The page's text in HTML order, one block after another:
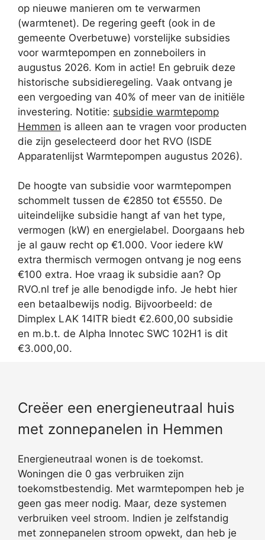
op nieuwe manieren om te verwarmen
(warmtenet). De regering geeft (ook in de
gemeente Overbetuwe) vorstelijke subsidies
voor warmtepompen en zonneboilers in
augustus 2026. Kom in actie! En gebruik deze
historische subsidieregeling. Vaak ontvang je
een vergoeding van 40% of meer van de initiële
investering. Notitie: subsidie warmtepomp
Hemmen is alleen aan te vragen voor producten
die zijn geselecteerd door het RVO (ISDE
Apparatenlijst Warmtepompen augustus 2026).
De hoogte van subsidie voor warmtepompen
schommelt tussen de €2850 tot €5550. De
uiteindelijke subsidie hangt af van het type,
vermogen (kW) en energielabel. Doorgaans heb
je al gauw recht op €1.000. Voor iedere kW
extra thermisch vermogen ontvang je nog eens
€100 extra. Hoe vraag ik subsidie aan? Op
RVO.nl tref je alle benodigde info. Je hebt hier
een betaalbewijs nodig. Bijvoorbeeld: de
Dimplex LAK 14ITR biedt €2.600,00 subsidie
en m.b.t. de Alpha Innotec SWC 102H1 is dit
€3.000,00.
Creëer een energieneutraal huis
met zonnepanelen in Hemmen
Energieneutraal wonen is de toekomst.
Woningen die 0 gas verbruiken zijn
toekomstbestendig. Met warmtepompen heb je
geen gas meer nodig. Maar, deze systemen
verbruiken veel stroom. Indien je zelfstandig
met zonnepanelen stroom opwekt, dan heb je